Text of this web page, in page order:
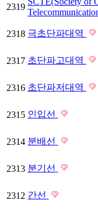
2319
2318 극초단파대역
2317 초단파고대역
2316 초단파저대역
2315 인입선
2314 분배선
2313 분기선
2312 간선